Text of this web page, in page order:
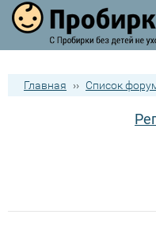
Главная ›› Список